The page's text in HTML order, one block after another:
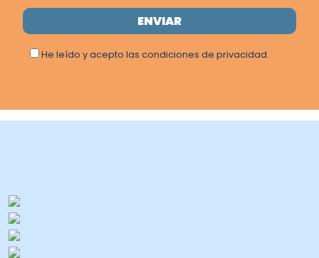
He leído y acepto las condiciones de privacidad.